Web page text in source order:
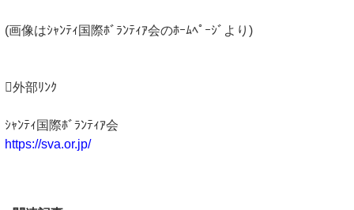
(画像はｼｬﾝﾃｨ国際ﾎﾞﾗﾝﾃｨｱ会のﾎｰﾑﾍﾟｰｼﾞより)
外部ﾘﾝｸ
ｼｬﾝﾃｨ国際ﾎﾞﾗﾝﾃｨｱ会
https://sva.or.jp/